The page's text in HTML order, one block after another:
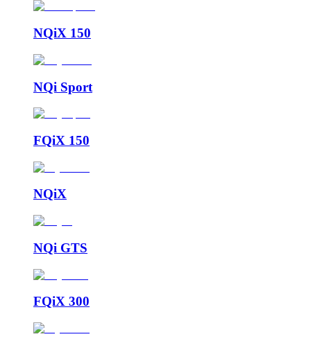
NQiX 150
NQi Sport
FQiX 150
NQiX
NQi GTS
FQiX 300